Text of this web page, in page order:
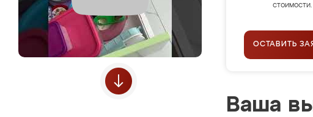
стоимости.
ОСТАВИТЬ
Ваша